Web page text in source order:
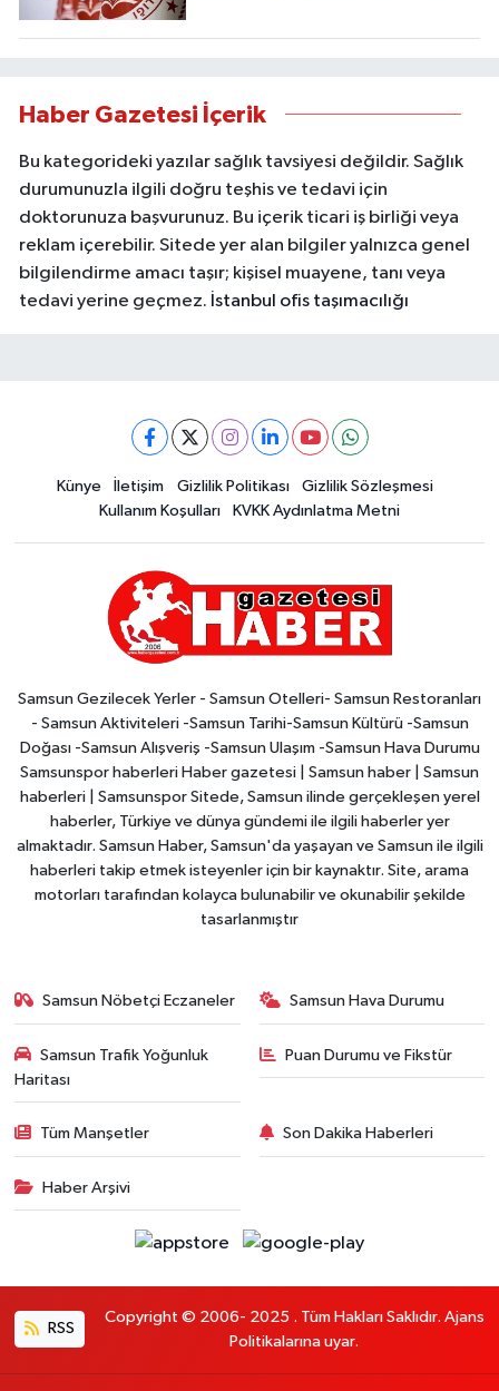
Haber Gazetesi İçerik
Bu kategorideki yazılar sağlık tavsiyesi değildir. Sağlık
durumunuzla ilgili doğru teşhis ve tedavi için
doktorunuza başvurunuz. Bu içerik ticari iş birliği veya
reklam içerebilir. Sitede yer alan bilgiler yalnızca genel
bilgilendirme amacı taşır; kişisel muayene, tanı veya
tedavi yerine geçmez. İstanbul ofis taşımacılığı
Künye İletişim Gizlilik Politikası
Gizlilik Sözleşmesi
Kullanım Koşulları
KVKK Aydınlatma Metni
Samsun Gezilecek Yerler - Samsun Otelleri- Samsun Restoranları
- Samsun Aktiviteleri -Samsun Tarihi-Samsun Kültürü -Samsun
Doğası -Samsun Alışveriş -Samsun Ulaşım -Samsun Hava Durumu
Samsunspor haberleri Haber gazetesi | Samsun haber | Samsun
haberleri | Samsunspor Sitede, Samsun ilinde gerçekleşen yerel
haberler, Türkiye ve dünya gündemi ile ilgili haberler yer
almaktadır. Samsun Haber, Samsun'da yaşayan ve Samsun ile ilgili
haberleri takip etmek isteyenler için bir kaynaktır. Site, arama
motorları tarafından kolayca bulunabilir ve okunabilir şekilde
tasarlanmıştır
Samsun Nöbetçi Eczaneler Samsun Hava Durumu
Samsun Trafik Yoğunluk
Haritası
Puan Durumu ve Fikstür
Tüm Manşetler Son Dakika Haberleri
Haber Arşivi
RSS
Copyright © 2006- 2025 . Tüm Hakları Saklıdır. Ajans
Politikalarına uyar.